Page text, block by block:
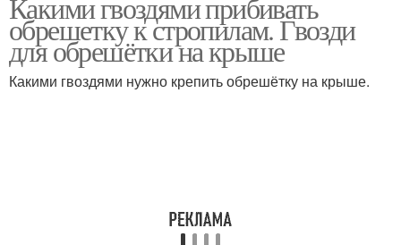
Гвозди для стропил Сплошная обрешетка
обрешетку к стропилам. Гвозди
для обрешётки на крыше
Какими гвоздями нужно крепить обрешётку на крыше.